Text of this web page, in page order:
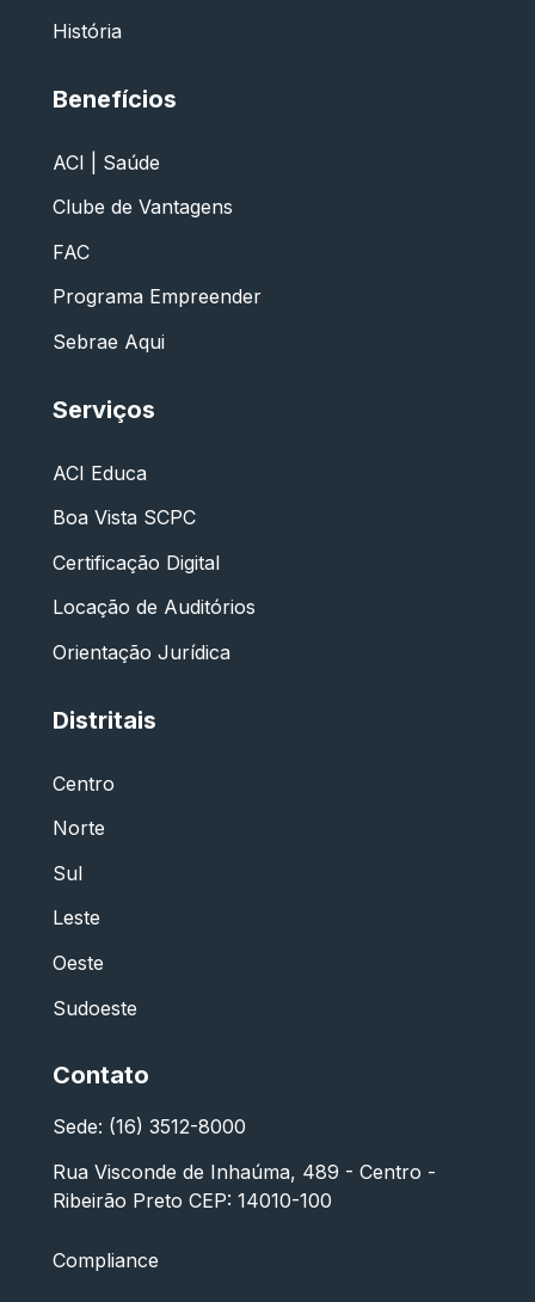
História
Benefícios
ACI | Saúde
Clube de Vantagens
FAC
Programa Empreender
Sebrae Aqui
Serviços
ACI Educa
Boa Vista SCPC
Certificação Digital
Locação de Auditórios
Orientação Jurídica
Distritais
Centro
Norte
Sul
Leste
Oeste
Sudoeste
Contato
Sede: (16) 3512-8000
Rua Visconde de Inhaúma, 489 - Centro -
Ribeirão Preto CEP: 14010-100
Compliance